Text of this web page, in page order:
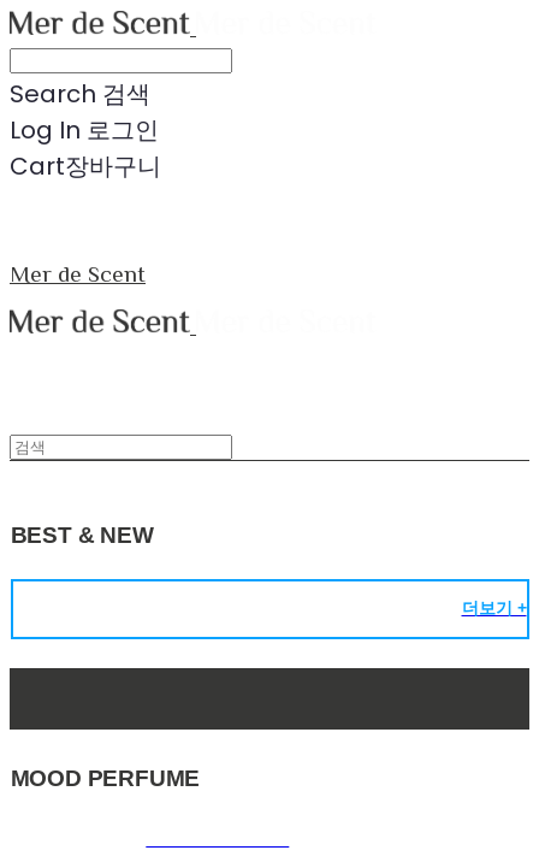
Search 검색
Log In 로그인
Cart장바구니
Mer de Scent
BEST & NEW
더보기 +
MOOD PERFUME